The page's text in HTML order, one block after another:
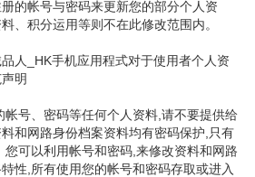
的帐号与密码来更新您的部分个人资
、积分运用等则不在此修改范围内。
_HK手机应用程式对于使用者个人资
明
号、密码等任何个人资料,请不要提供给
和网路身份档案资料均有密码保护,只有
可以利用帐号和密码,来修改资料和网路
性,所有使用您的帐号和密码存取或进入